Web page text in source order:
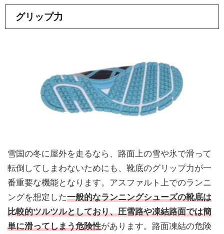
グリップ力
雪国の冬に屋外を走るなら、路面上の雪や氷で滑って
転倒してしまわないためにも、靴底のグリップ力が一
番重要な機能となります。アスファルト上でのランニ
ングを想定した一般的なランニングシューズの靴底は
比較的ツルツルとしており、圧雪路や凍結路面では簡
単に滑ってしまう危険性があります。路面凍結の危険